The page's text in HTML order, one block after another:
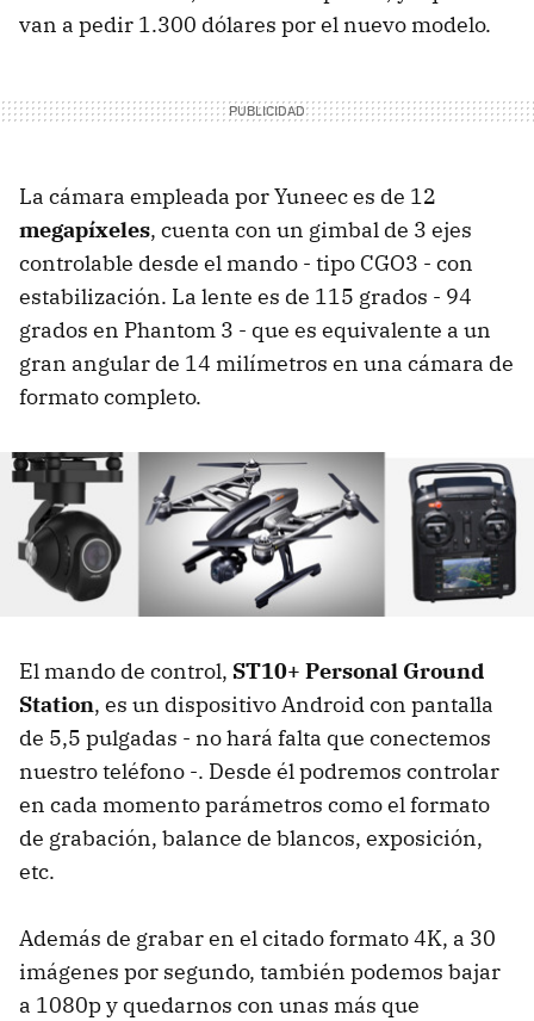
van a pedir 1.300 dólares por el nuevo modelo.
La cámara empleada por Yuneec es de 12
megapíxeles, cuenta con un gimbal de 3 ejes
controlable desde el mando - tipo CGO3 - con
estabilización. La lente es de 115 grados - 94
grados en Phantom 3 - que es equivalente a un
gran angular de 14 milímetros en una cámara de
formato completo.
El mando de control, ST10+ Personal Ground
Station, es un dispositivo Android con pantalla
de 5,5 pulgadas - no hará falta que conectemos
nuestro teléfono -. Desde él podremos controlar
en cada momento parámetros como el formato
de grabación, balance de blancos, exposición,
etc.
Además de grabar en el citado formato 4K, a 30
imágenes por segundo, también podemos bajar
a 1080p y quedarnos con unas más que